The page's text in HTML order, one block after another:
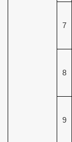
7
8
9